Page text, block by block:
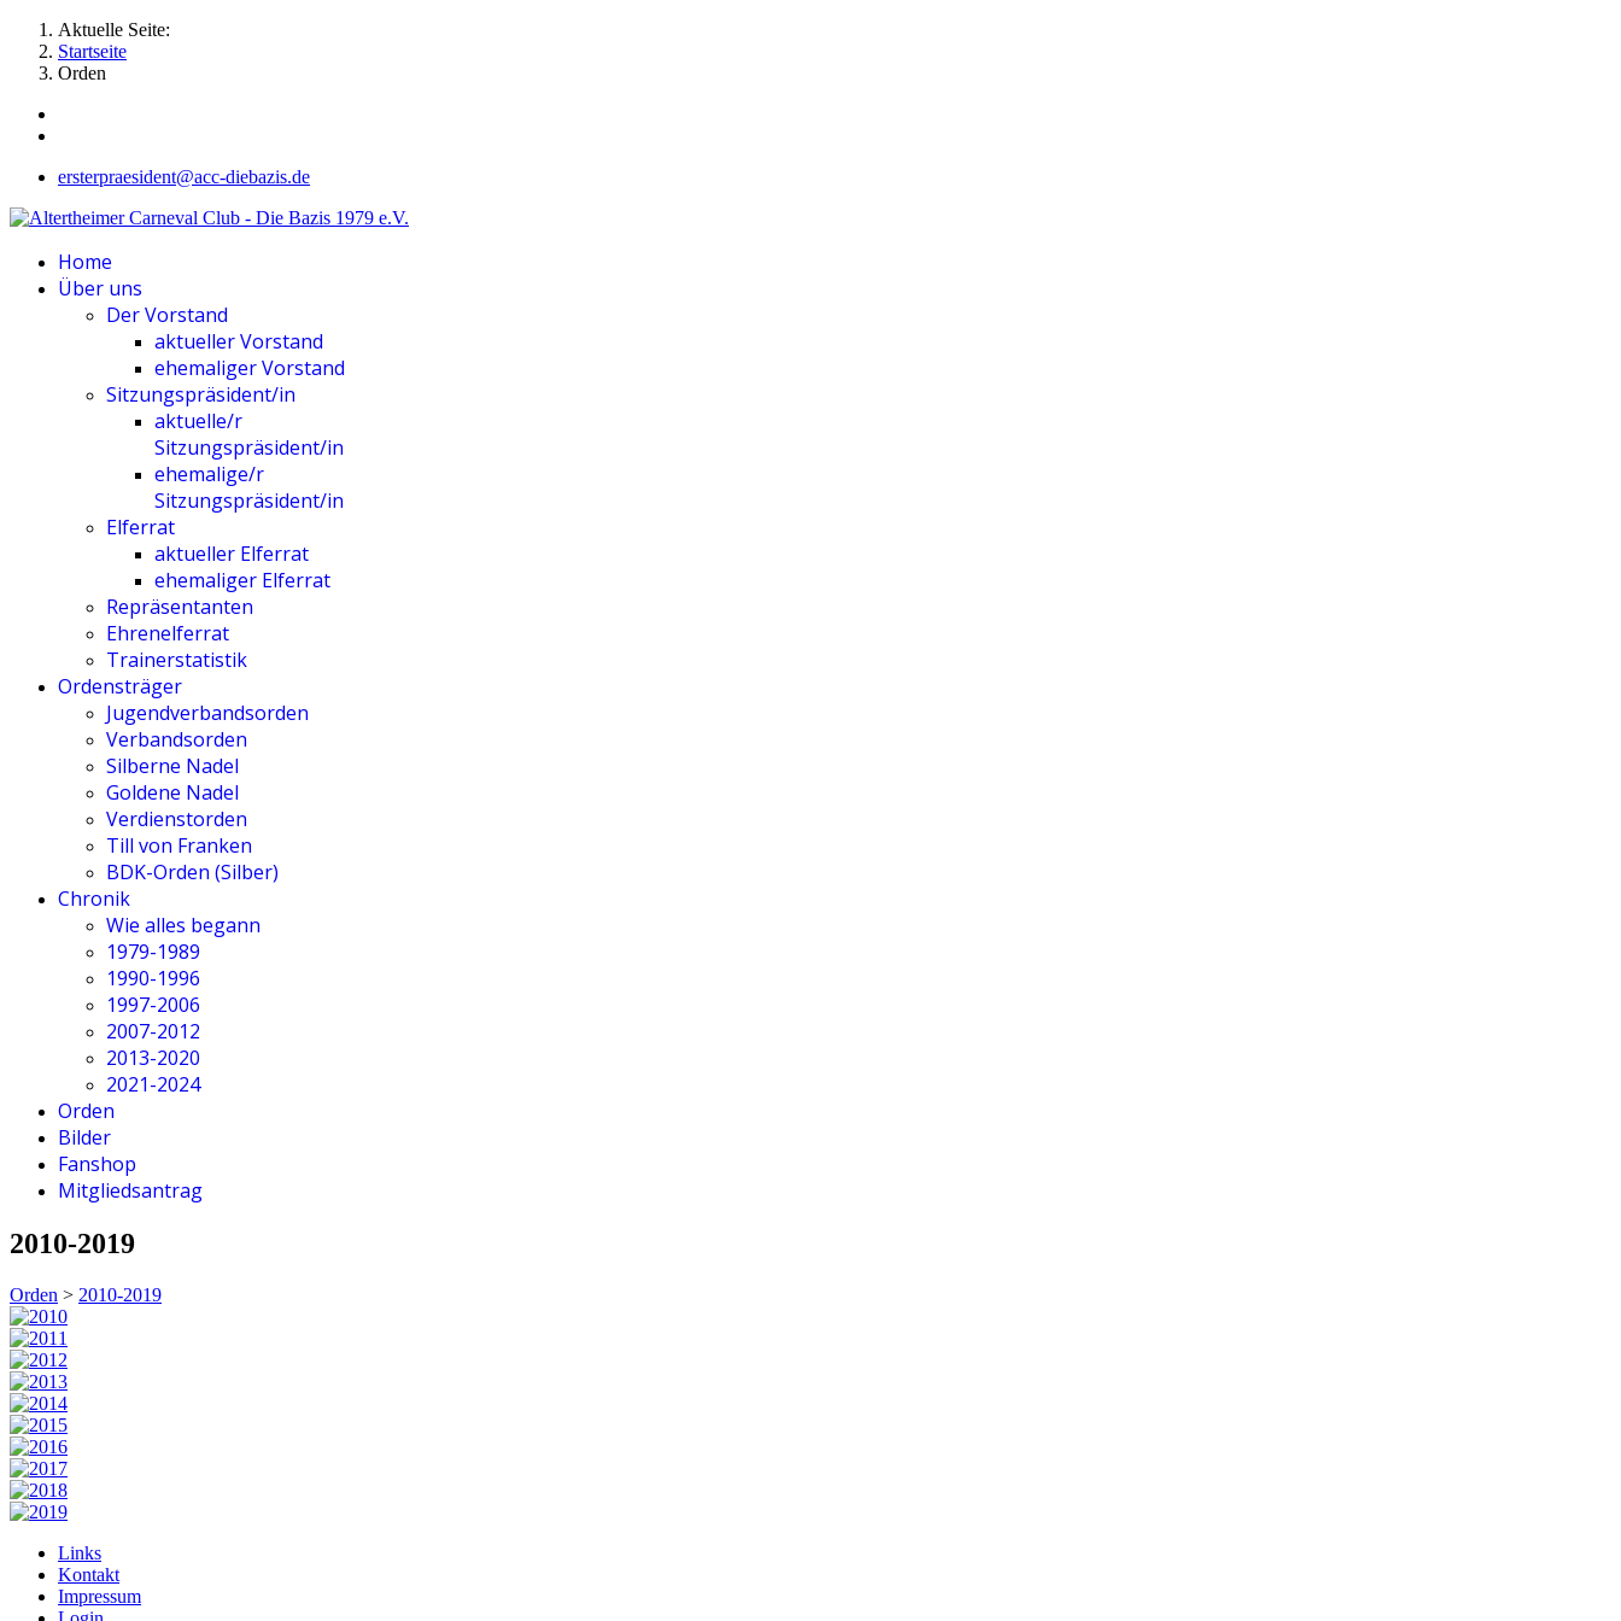
Aktuelle Seite:
Startseite
Orden
ersterpraesident@acc-diebazis.de
Home
Über uns
Der Vorstand
aktueller Vorstand
ehemaliger Vorstand
Sitzungspräsident/in
aktuelle/r
Sitzungspräsident/in
ehemalige/r
Sitzungspräsident/in
Elferrat
aktueller Elferrat
ehemaliger Elferrat
Repräsentanten
Ehrenelferrat
Trainerstatistik
Ordensträger
Jugendverbandsorden
Verbandsorden
Silberne Nadel
Goldene Nadel
Verdienstorden
Till von Franken
BDK-Orden (Silber)
Chronik
Wie alles begann
1979-1989
1990-1996
1997-2006
2007-2012
2013-2020
2021-2024
Orden
Bilder
Fanshop
Mitgliedsantrag
2010-2019
Orden > 2010-2019
Links
Kontakt
Impressum